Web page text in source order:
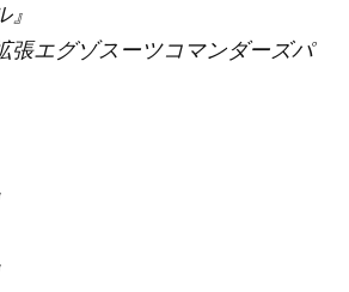
張エグゾスーツコマンダーズパ